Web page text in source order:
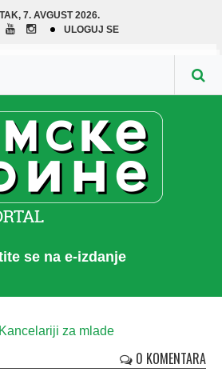
7. AVGUST 2026.
ULOGUJ SE
se na e-izdanje
0 KOMENTARA